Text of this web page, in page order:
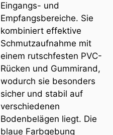
Eingangs- und
Empfangsbereiche. Sie
kombiniert effektive
Schmutzaufnahme mit
einem rutschfesten PVC-
Rücken und Gummirand,
wodurch sie besonders
sicher und stabil auf
verschiedenen
Bodenbelägen liegt. Die
blaue Farbgebung